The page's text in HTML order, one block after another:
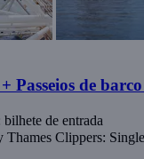
Passeios de
de entrada
Thames Clippers: